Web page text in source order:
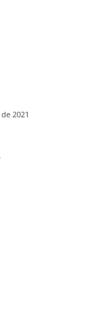
2021